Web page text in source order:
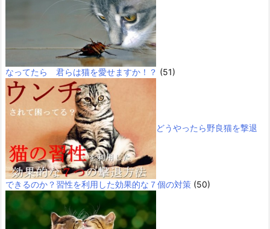
なってたら 君らは猫を愛せますか！？ (51)
どうやったら野良猫を撃退
できるのか？習性を利用した効果的な７個の対策 (50)